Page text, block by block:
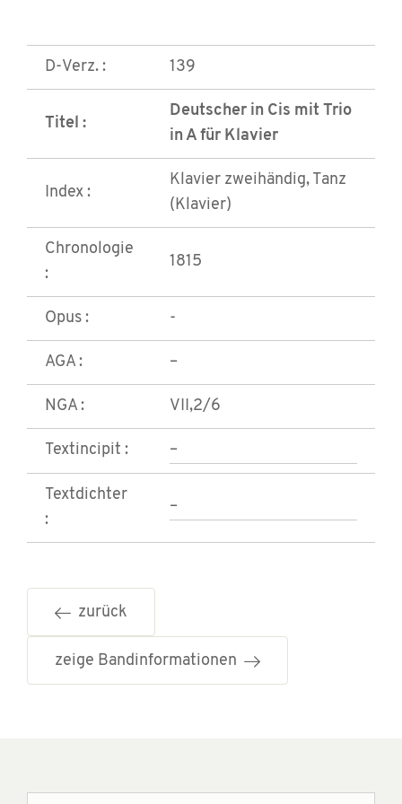
D-Verz. : 139
Titel :
Deutscher in Cis mit Trio
in A für Klavier
Index :
Klavier zweihändig, Tanz
(Klavier)
Chronologie
:
1815
Opus : -
AGA : –
NGA : VII,2/6
Textincipit : –
Textdichter
:
–
zurück
zeige Bandinformationen